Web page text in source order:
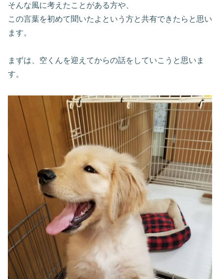
そんな風に考えたことがある方や、
この言葉を初めて聞いたよという方と共有できたらと思い
ます。
まずは、空くんを迎えてからの話をしていこうと思いま
す。